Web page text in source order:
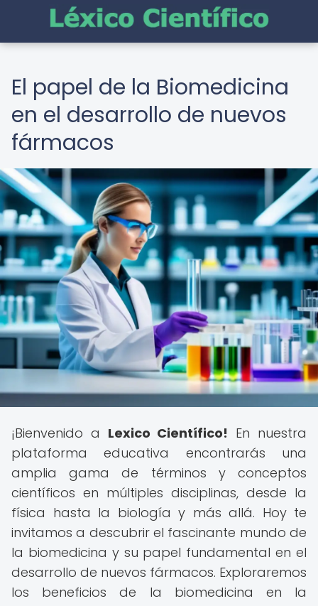
El papel de la Biomedicina
en el desarrollo de nuevos
fármacos
¡Bienvenido a Lexico Científico! En nuestra
plataforma educativa encontrarás una
amplia gama de términos y conceptos
científicos en múltiples disciplinas, desde la
física hasta la biología y más allá. Hoy te
invitamos a descubrir el fascinante mundo de
la biomedicina y su papel fundamental en el
desarrollo de nuevos fármacos. Exploraremos
los beneficios de la biomedicina en la